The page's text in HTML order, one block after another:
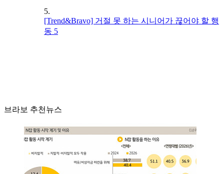
5.
[Trend&Bravo] 거절 못 하는 시니어가 끊어야 할 행
동 5
브라보 추천뉴스